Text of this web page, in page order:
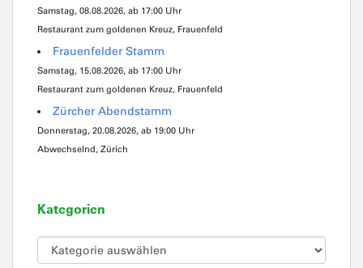
Samstag, 08.08.2026, ab 17:00 Uhr
Restaurant zum goldenen Kreuz, Frauenfeld
Frauenfelder Stamm
Samstag, 15.08.2026, ab 17:00 Uhr
Restaurant zum goldenen Kreuz, Frauenfeld
Zürcher Abendstamm
Donnerstag, 20.08.2026, ab 19:00 Uhr
Abwechselnd, Zürich
Kategorien
Kategorien